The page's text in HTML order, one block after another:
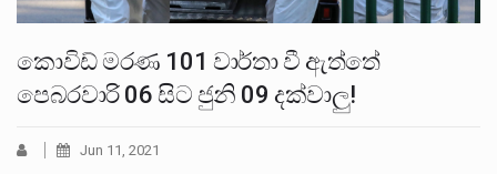
කොවිඩ් මරණ 101 වාර්තා වී ඇත්තේ
පෙබරවාරි 06 සිට ජුනි 09 දක්වාලු!
Jun 11, 2021